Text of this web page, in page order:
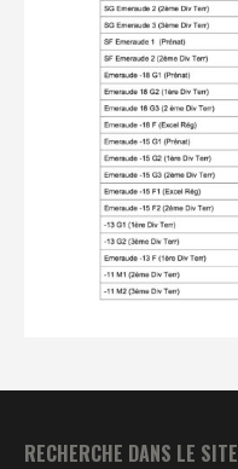
RECHERCHE DANS LE SITE